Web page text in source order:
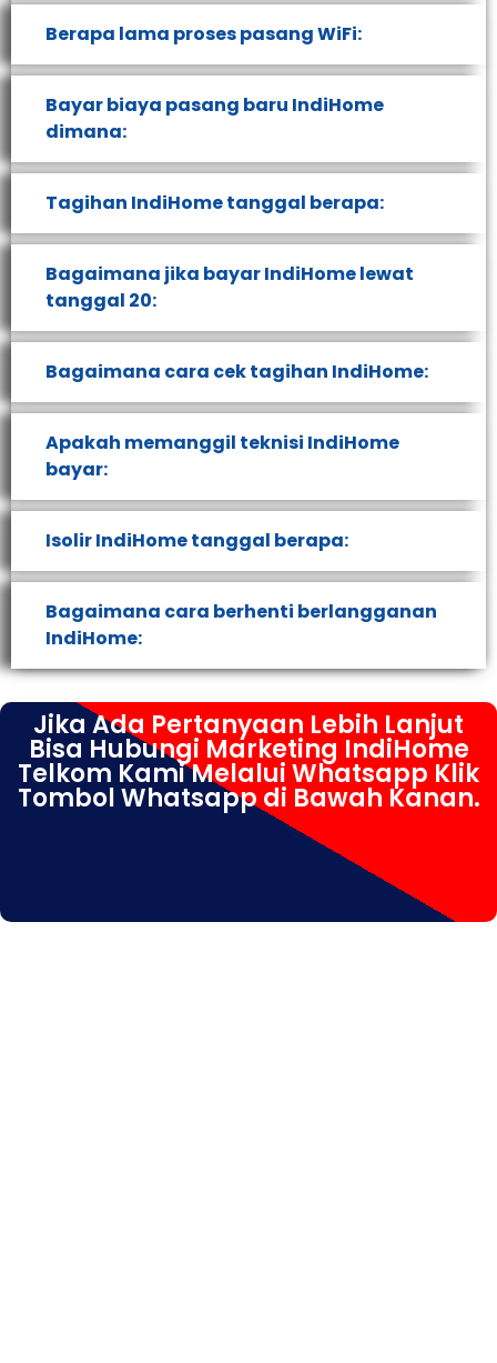
Berapa lama proses pasang WiFi:
Bayar biaya pasang baru IndiHome
dimana:
Tagihan IndiHome tanggal berapa:
Bagaimana jika bayar IndiHome lewat
tanggal 20:
Bagaimana cara cek tagihan IndiHome:
Apakah memanggil teknisi IndiHome
bayar:
Isolir IndiHome tanggal berapa:
Bagaimana cara berhenti berlangganan
IndiHome:
Jika Ada Pertanyaan Lebih Lanjut
Bisa Hubungi Marketing IndiHome
Telkom Kami Melalui Whatsapp Klik
Tombol Whatsapp di Bawah Kanan.